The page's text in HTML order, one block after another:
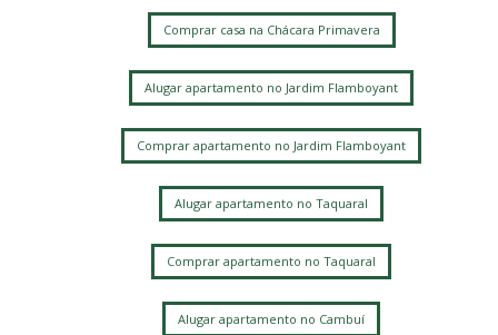
Comprar casa na Chácara Primavera
Alugar apartamento no Jardim Flamboyant
Comprar apartamento no Jardim Flamboyant
Alugar apartamento no Taquaral
Comprar apartamento no Taquaral
Alugar apartamento no Cambuí